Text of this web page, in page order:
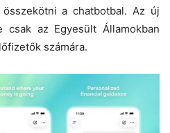
a chatbotbal. Az új
csak az Egyesült Államokban
számára.